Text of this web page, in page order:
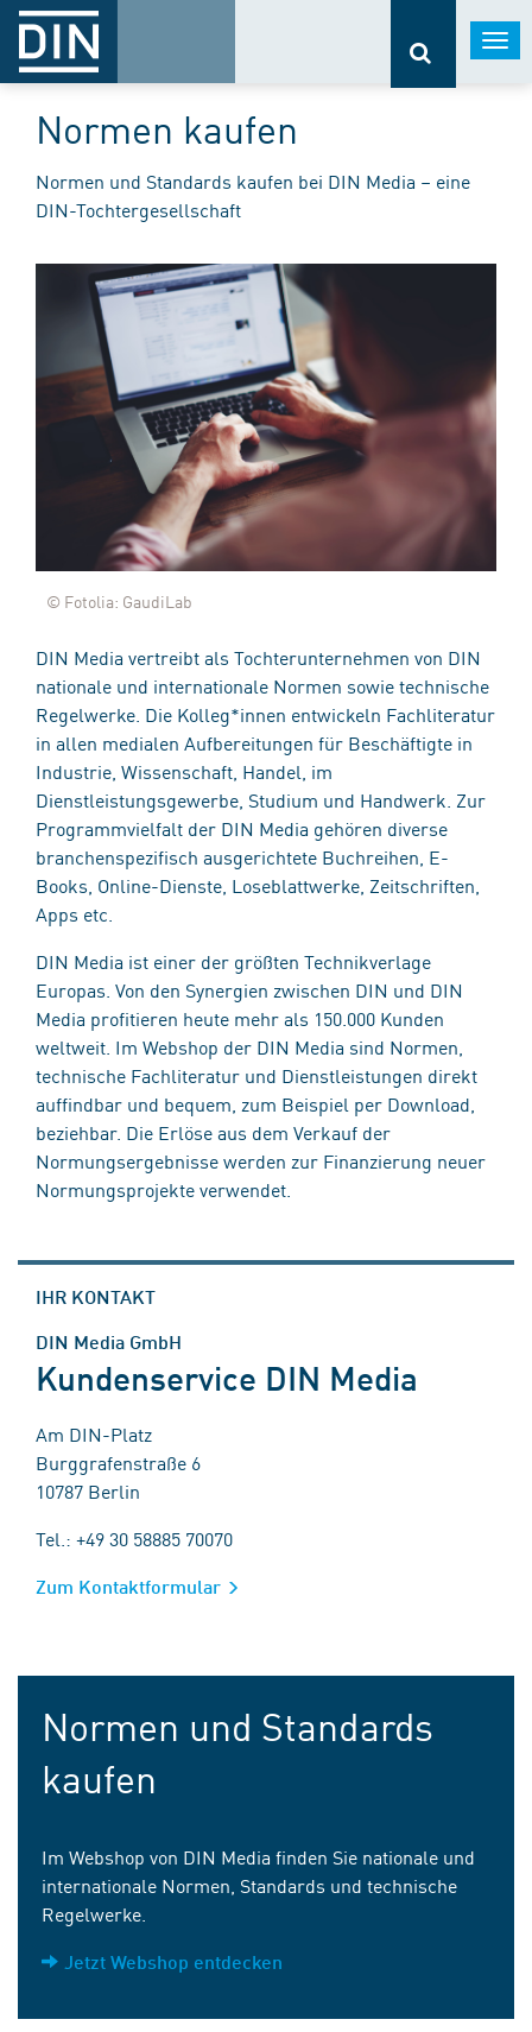
Normen kaufen
Normen und Standards kaufen bei DIN Media – eine
DIN-Tochtergesellschaft
© Fotolia: GaudiLab
DIN Media vertreibt als Tochterunternehmen von DIN
nationale und internationale Normen sowie technische
Regelwerke. Die Kolleg*innen entwickeln Fachliteratur
in allen medialen Aufbereitungen für Beschäftigte in
Industrie, Wissenschaft, Handel, im
Dienstleistungsgewerbe, Studium und Handwerk. Zur
Programmvielfalt der DIN Media gehören diverse
branchenspezifisch ausgerichtete Buchreihen, E-
Books, Online-Dienste, Loseblattwerke, Zeitschriften,
Apps etc.
DIN Media ist einer der größten Technikverlage
Europas. Von den Synergien zwischen DIN und DIN
Media profitieren heute mehr als 150.000 Kunden
weltweit. Im Webshop der DIN Media sind Normen,
technische Fachliteratur und Dienstleistungen direkt
auffindbar und bequem, zum Beispiel per Download,
beziehbar. Die Erlöse aus dem Verkauf der
Normungsergebnisse werden zur Finanzierung neuer
Normungsprojekte verwendet.
IHR KONTAKT
DIN Media GmbH
Kundenservice DIN Media
Am DIN-Platz
Burggrafenstraße 6
10787 Berlin
Tel.: +49 30 58885 70070
Zum Kontaktformular
Normen und Standards
kaufen
Im Webshop von DIN Media finden Sie nationale und
internationale Normen, Standards und technische
Regelwerke.
Jetzt Webshop entdecken